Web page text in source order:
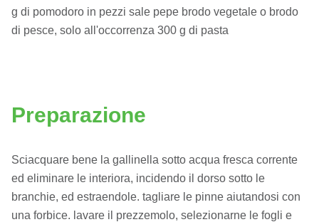
g di pomodoro in pezzi sale pepe brodo vegetale o brodo
di pesce, solo all'occorrenza 300 g di pasta
Preparazione
Sciacquare bene la gallinella sotto acqua fresca corrente
ed eliminare le interiora, incidendo il dorso sotto le
branchie, ed estraendole. tagliare le pinne aiutandosi con
una forbice. lavare il prezzemolo, selezionarne le fogli e